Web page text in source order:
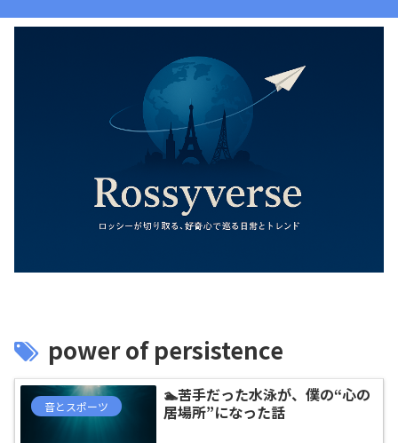
power of persistence
音とスポーツ
🏊苦手だった水泳が、僕の“心の
居場所”になった話